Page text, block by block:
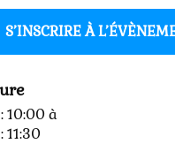
S’INSCRIRE À
10:00à
11:30